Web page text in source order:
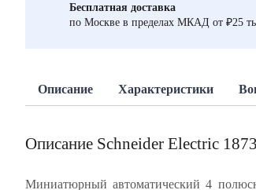
Бесплатная доставка
по Москве в пределах МКАД от ₽25
Описание Характеристики
Описание Schneider Electric
Миниатюрный автоматический